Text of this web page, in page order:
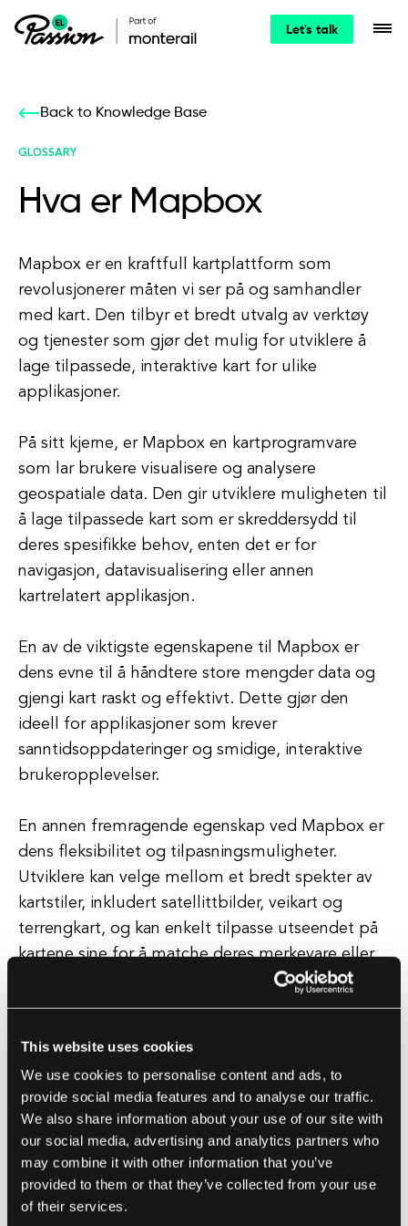
This website uses cookies
We use cookies to personalise content and ads, to
provide social media features and to analyse our traffic.
We also share information about your use of our site with
our social media, advertising and analytics partners who
may combine it with other information that you’ve
provided to them or that they’ve collected from your use
of their services.
Let's talk
Back to Knowledge Base
GLOSSARY
Hva er Mapbox
Mapbox er en kraftfull kartplattform som
revolusjonerer måten vi ser på og samhandler
med kart. Den tilbyr et bredt utvalg av verktøy
og tjenester som gjør det mulig for utviklere å
lage tilpassede, interaktive kart for ulike
applikasjoner.
På sitt kjerne, er Mapbox en kartprogramvare
som lar brukere visualisere og analysere
geospatiale data. Den gir utviklere muligheten til
å lage tilpassede kart som er skreddersydd til
deres spesifikke behov, enten det er for
navigasjon, datavisualisering eller annen
kartrelatert applikasjon.
En av de viktigste egenskapene til Mapbox er
dens evne til å håndtere store mengder data og
gjengi kart raskt og effektivt. Dette gjør den
ideell for applikasjoner som krever
sanntidsoppdateringer og smidige, interaktive
brukeropplevelser.
En annen fremragende egenskap ved Mapbox er
dens fleksibilitet og tilpasningsmuligheter.
Utviklere kan velge mellom et bredt spekter av
kartstiler, inkludert satellittbilder, veikart og
terrengkart, og kan enkelt tilpasse utseendet på
kartene sine for å matche deres merkevare eller
også et utvalg av tilleggstjenester som kan
forbedre funksjonaliteten til kartene dine. Disse
inkluderer geokodingstjenester, ruting- og
navigasjonsverktøy, og romlige
analysekapabiliteter.
Alt i alt er Mapbox en kraftfull og allsidig